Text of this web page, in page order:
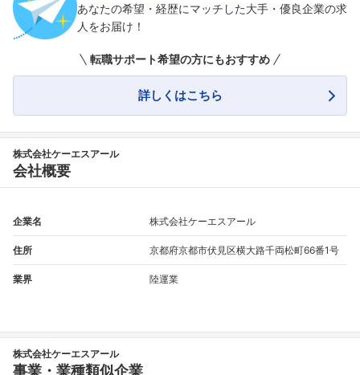
あなたの希望・経歴にマッチした大手・優良企業の求
人をお届け！
転職サポート希望の方にもおすすめ
詳しくはこちら
株式会社ケーエスアール
会社概要
企業名 株式会社ケーエスアール
住所 京都府京都市伏見区横大路千両松町66番1号
業界 陸運業
株式会社ケーエスアール
事業・業種類似企業